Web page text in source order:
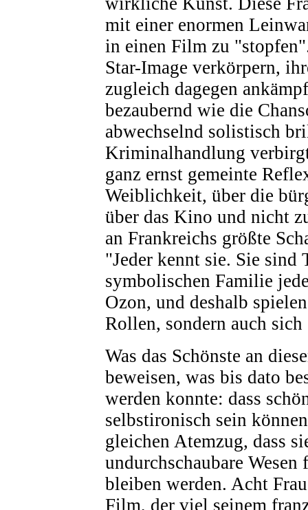
mit einer enormen
in einen Film zu
Star-Image verkörpern,
zugleich dagegen
bezaubernd wie die
abwechselnd solistisch
Kriminalhandlung
ganz ernst gemeinte
Weiblichkeit, über die
über das Kino und nicht
an Frankreichs größte
"Jeder kennt sie. Sie sind
symbolischen Familie
Ozon, und deshalb
Rollen, sondern auch
Was das Schönste an
beweisen, was bis dato
werden konnte: dass
selbstironisch sein
gleichen Atemzug, dass
undurchschaubare Wesen
bleiben werden. Acht
Film, der viel seinem